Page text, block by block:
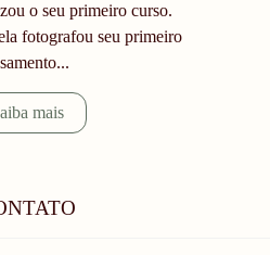
o seu primeiro curso.
fotografou seu primeiro
mais